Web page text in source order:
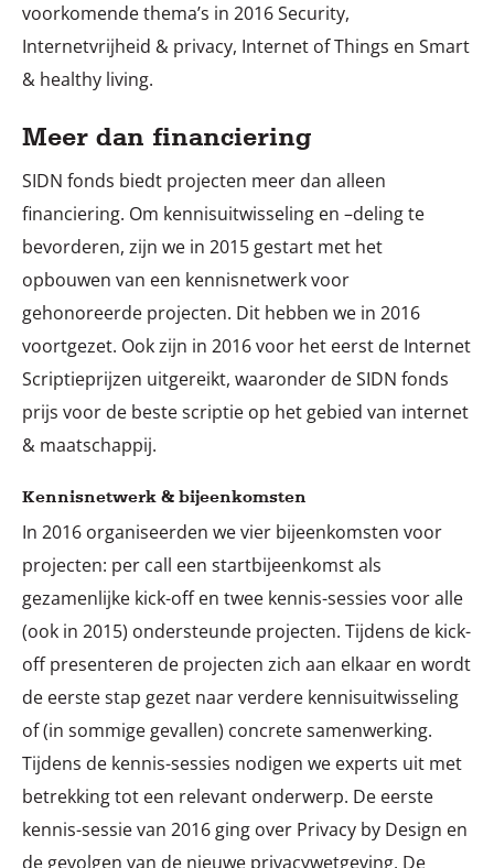
voorkomende thema’s in 2016 Security,
Internetvrijheid & privacy, Internet of Things en Smart
& healthy living.
Meer dan financiering
SIDN fonds biedt projecten meer dan alleen
financiering. Om kennisuitwisseling en –deling te
bevorderen, zijn we in 2015 gestart met het
opbouwen van een kennisnetwerk voor
gehonoreerde projecten. Dit hebben we in 2016
voortgezet. Ook zijn in 2016 voor het eerst de Internet
Scriptieprijzen uitgereikt, waaronder de SIDN fonds
prijs voor de beste scriptie op het gebied van internet
& maatschappij.
Kennisnetwerk & bijeenkomsten
In 2016 organiseerden we vier bijeenkomsten voor
projecten: per call een startbijeenkomst als
gezamenlijke kick-off en twee kennis-sessies voor alle
(ook in 2015) ondersteunde projecten. Tijdens de kick-
off presenteren de projecten zich aan elkaar en wordt
de eerste stap gezet naar verdere kennisuitwisseling
of (in sommige gevallen) concrete samenwerking.
Tijdens de kennis-sessies nodigen we experts uit met
betrekking tot een relevant onderwerp. De eerste
kennis-sessie van 2016 ging over Privacy by Design en
de gevolgen van de nieuwe privacywetgeving. De